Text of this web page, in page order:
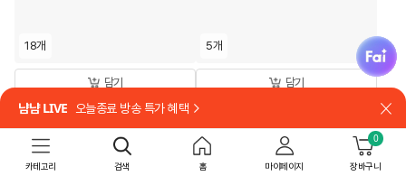
18개
담기
국내산 사골로 더 깊고 담백하게
500gX18개
62%23,940
5개
담기
[쇼핑백 포함]
23호X5개
94,500
30 66,150원
냠냠 LIVE 오늘종료 방송 특가 혜택
fai
카테고리 검색 홈 마이페이지 장바구니
0